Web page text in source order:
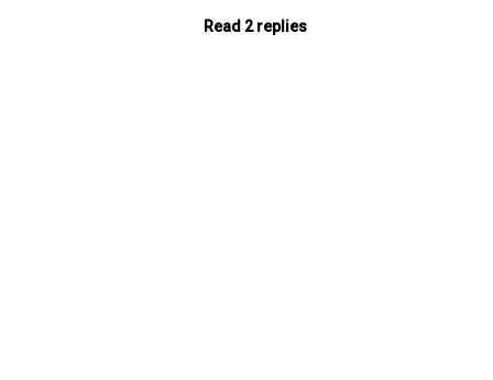
Read 2 replies